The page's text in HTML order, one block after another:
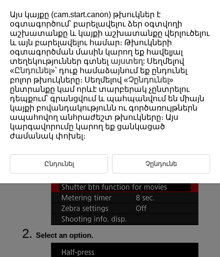
D180-115
Shutter Button Function for Movies
You can set the functions performed by pressing the shutter button
halfway or completely during movie recording.
Select [ :Shutter btn function for movies
Select an option.
Այս կայքը (cam.start.canon) թխուկներ է
օգտագործում՝ բարելավելու ձեր օգտվողի
աշխատանքը և կայքի աշխատանքը վերլուծելու
և այն բարելավելու համար։ Թխուկների
օգտագործման մասին կարող եք հավելյալ
տեղեկություններ գտնել այստեղ: Սեղմելով
«Ընդունել»՝ դուք համաձայնում եք ընդունել
բոլոր թխուկները։ Սեղմելով «Չընդունել»
ընտրանքը կամ որևէ տարբերակ չընտրելու
դեպքում՝ գրանցվում և պահպանվում են միայն
կայքի բովանդակությունն ու գործառույթներն
ապահովող անհրաժեշտ թխուկները։ Այս
կարգավորումը կարող եք ցանկացած
ժամանակ փոխել։
Ընդունել Չընդունե